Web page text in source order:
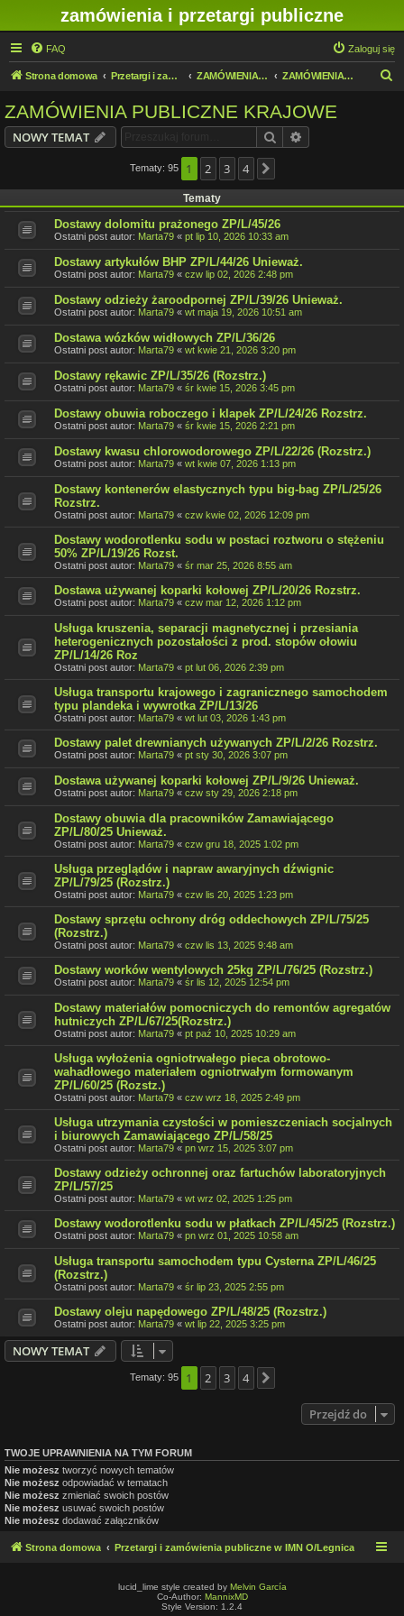
zamówienia i przetargi publiczne
FAQ Zaloguj się
Strona domowa Przetargi i zamówienia publiczne w IMN O/Legnica ZAMÓWIENIA PUBLICZNE ZAMÓWIENIA PUBLICZNE KRAJOWE
ZAMÓWIENIA PUBLICZNE KRAJOWE
NOWY TEMAT Szukaj
Tematy: 95 1 2 3 4
Tematy
Dostawy dolomitu prażonego ZP/L/45/26
Ostatni post autor: Marta79 « pt lip 10, 2026 10:33 am
Dostawy artykułów BHP ZP/L/44/26 Unieważ.
Ostatni post autor: Marta79 « czw lip 02, 2026 2:48 pm
Dostawy odzieży żaroodpornej ZP/L/39/26 Unieważ.
Ostatni post autor: Marta79 « wt maja 19, 2026 10:51 am
Dostawa wózków widłowych ZP/L/36/26
Ostatni post autor: Marta79 « wt kwie 21, 2026 3:20 pm
Dostawy rękawic ZP/L/35/26 (Rozstrz.)
Ostatni post autor: Marta79 « śr kwie 15, 2026 3:45 pm
Dostawy obuwia roboczego i klapek ZP/L/24/26 Rozstrz.
Ostatni post autor: Marta79 « śr kwie 15, 2026 2:21 pm
Dostawy kwasu chlorowodorowego ZP/L/22/26 (Rozstrz.)
Ostatni post autor: Marta79 « wt kwie 07, 2026 1:13 pm
Dostawy kontenerów elastycznych typu big-bag ZP/L/25/26
Rozstrz.
Ostatni post autor: Marta79 « czw kwie 02, 2026 12:09 pm
Dostawy wodorotlenku sodu w postaci roztworu o stężeniu
50% ZP/L/19/26 Rozst.
Ostatni post autor: Marta79 « śr mar 25, 2026 8:55 am
Dostawa używanej koparki kołowej ZP/L/20/26 Rozstrz.
Ostatni post autor: Marta79 « czw mar 12, 2026 1:12 pm
Usługa kruszenia, separacji magnetycznej i przesiania
heterogenicznych pozostałości z prod. stopów ołowiu
ZP/L/14/26 Roz
Ostatni post autor: Marta79 « pt lut 06, 2026 2:39 pm
Usługa transportu krajowego i zagranicznego samochodem
typu plandeka i wywrotka ZP/L/13/26
Ostatni post autor: Marta79 « wt lut 03, 2026 1:43 pm
Dostawy palet drewnianych używanych ZP/L/2/26 Rozstrz.
Ostatni post autor: Marta79 « pt sty 30, 2026 3:07 pm
Dostawa używanej koparki kołowej ZP/L/9/26 Unieważ.
Ostatni post autor: Marta79 « czw sty 29, 2026 2:18 pm
Dostawy obuwia dla pracowników Zamawiającego
ZP/L/80/25 Unieważ.
Ostatni post autor: Marta79 « czw gru 18, 2025 1:02 pm
Usługa przeglądów i napraw awaryjnych dźwignic
ZP/L/79/25 (Rozstrz.)
Ostatni post autor: Marta79 « czw lis 20, 2025 1:23 pm
Dostawy sprzętu ochrony dróg oddechowych ZP/L/75/25
(Rozstrz.)
Ostatni post autor: Marta79 « czw lis 13, 2025 9:48 am
Dostawy worków wentylowych 25kg ZP/L/76/25 (Rozstrz.)
Ostatni post autor: Marta79 « śr lis 12, 2025 12:54 pm
Dostawy materiałów pomocniczych do remontów agregatów
hutniczych ZP/L/67/25(Rozstrz.)
Ostatni post autor: Marta79 « pt paź 10, 2025 10:29 am
Usługa wyłożenia ogniotrwałego pieca obrotowo-
wahadłowego materiałem ogniotrwałym formowanym
ZP/L/60/25 (Rozstz.)
Ostatni post autor: Marta79 « czw wrz 18, 2025 2:49 pm
Usługa utrzymania czystości w pomieszczeniach socjalnych
i biurowych Zamawiającego ZP/L/58/25
Ostatni post autor: Marta79 « pn wrz 15, 2025 3:07 pm
Dostawy odzieży ochronnej oraz fartuchów laboratoryjnych
ZP/L/57/25
Ostatni post autor: Marta79 « wt wrz 02, 2025 1:25 pm
Dostawy wodorotlenku sodu w płatkach ZP/L/45/25 (Rozstrz.)
Ostatni post autor: Marta79 « pn wrz 01, 2025 10:58 am
Usługa transportu samochodem typu Cysterna ZP/L/46/25
(Rozstrz.)
Ostatni post autor: Marta79 « śr lip 23, 2025 2:55 pm
Dostawy oleju napędowego ZP/L/48/25 (Rozstrz.)
Ostatni post autor: Marta79 « wt lip 22, 2025 3:25 pm
NOWY TEMAT
Tematy: 95 1 2 3 4
Przejdź do
TWOJE UPRAWNIENIA NA TYM FORUM
Nie możesz tworzyć nowych tematów
Nie możesz odpowiadać w tematach
Nie możesz zmieniać swoich postów
Nie możesz usuwać swoich postów
Nie możesz dodawać załączników
Strona domowa Przetargi i zamówienia publiczne w IMN O/Legnica
lucid_lime style created by Melvin García
Co-Author: MannixMD
Style Version: 1.2.4